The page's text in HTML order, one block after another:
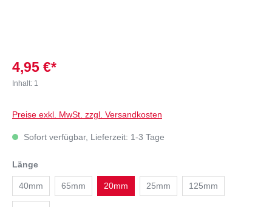
4,95 €*
Inhalt: 1
Preise exkl. MwSt. zzgl. Versandkosten
Sofort verfügbar, Lieferzeit: 1-3 Tage
Länge
40mm 65mm 20mm 25mm 125mm